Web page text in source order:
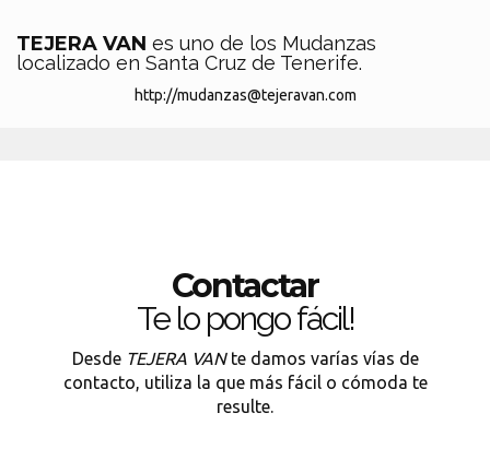
TEJERA VAN es uno de los Mudanzas
localizado en Santa Cruz de Tenerife.
http://mudanzas@tejeravan.com
Contactar
Te lo pongo fácil!
Desde TEJERA VANte damos varías vías de
contacto, utiliza la que más fácil o cómoda te
resulte.